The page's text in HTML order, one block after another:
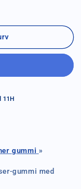
11H
gummi »
gummi med